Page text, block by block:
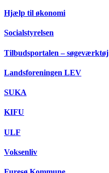
Hjælp til økonomi
Socialstyrelsen
Tilbudsportalen – søgeværktøj
Landsforeningen LEV
SUKA
KIFU
ULF
Voksenliv